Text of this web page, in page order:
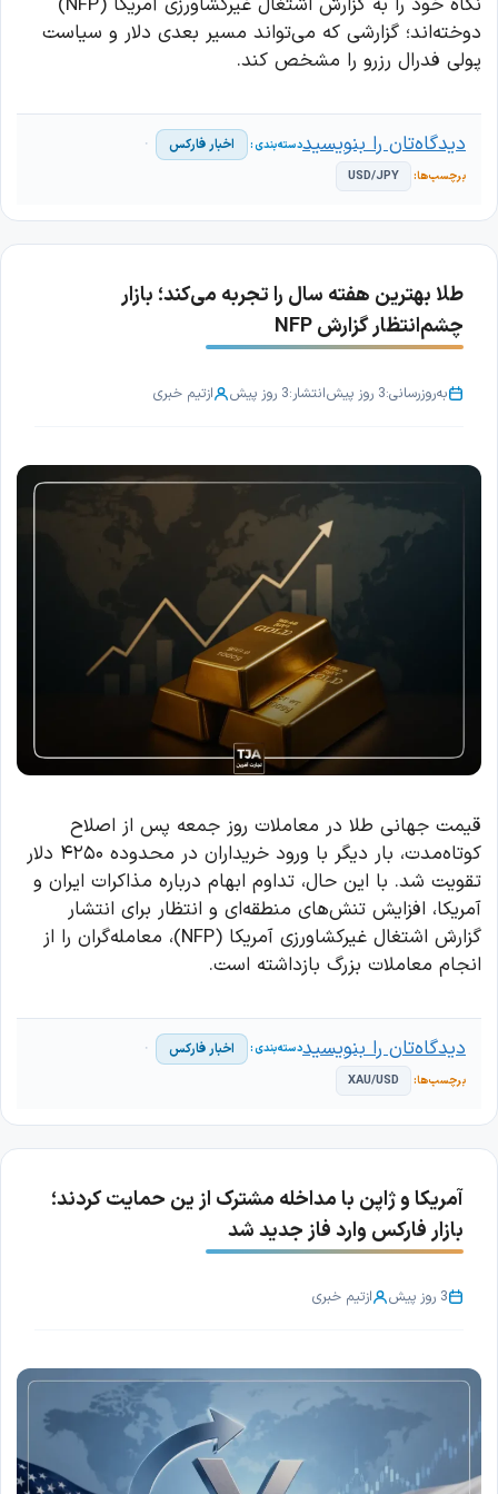
نگاه خود را به گزارش اشتغال غیرکشاورزی آمریکا (NFP)
دوخته‌اند؛ گزارشی که می‌تواند مسیر بعدی دلار و سیاست
پولی فدرال رزرو را مشخص کند.
اخبار فارکس
USD/JPY
دیدگاه‌تان را بنویسید
طلا بهترین هفته سال را تجربه می‌کند؛ بازار
چشم‌انتظار گزارش NFP
به‌روزرسانی:3 روز پیش انتشار:3 روز پیش ازتیم خبری
قیمت جهانی طلا در معاملات روز جمعه پس از اصلاح
کوتاه‌مدت، بار دیگر با ورود خریداران در محدوده ۴۲۵۰ دلار
تقویت شد. با این حال، تداوم ابهام درباره مذاکرات ایران و
آمریکا، افزایش تنش‌های منطقه‌ای و انتظار برای انتشار
گزارش اشتغال غیرکشاورزی آمریکا (NFP)، معامله‌گران را از
انجام معاملات بزرگ بازداشته است.
اخبار فارکس
XAU/USD
دیدگاه‌تان را بنویسید
آمریکا و ژاپن با مداخله مشترک از ین حمایت کردند؛
بازار فارکس وارد فاز جدید شد
3 روز پیش ازتیم خبری